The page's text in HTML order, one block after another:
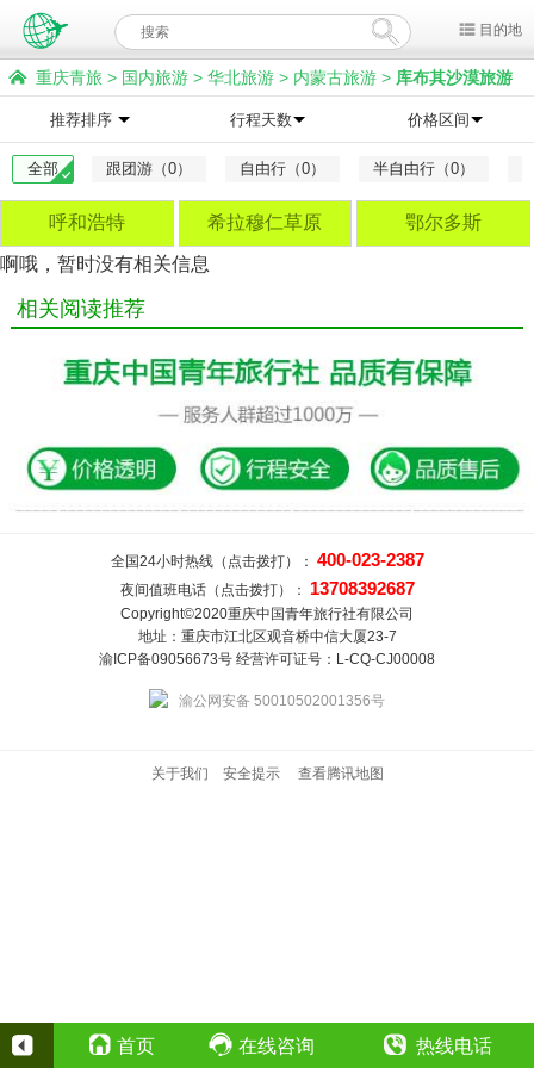
目的地
重庆青旅 > 国内旅游 > 华北旅游 > 内蒙古旅游 > 库布其沙漠旅游
推荐排序 行程天数 价格区间
全部 跟团游（0） 自由行（0） 半自由行（0）
呼和浩特 希拉穆仁草原 鄂尔多斯
啊哦，暂时没有相关信息
相关阅读推荐
全国24小时热线（点击拨打）： 400-023-2387
夜间值班电话（点击拨打）： 13708392687
Copyright©2020重庆中国青年旅行社有限公司
地址：重庆市江北区观音桥中信大厦23-7
渝ICP备09056673号 经营许可证号：L-CQ-CJ00008
渝公网安备 50010502001356号
关于我们 安全提示 查看腾讯地图
首页 在线咨询 热线电话